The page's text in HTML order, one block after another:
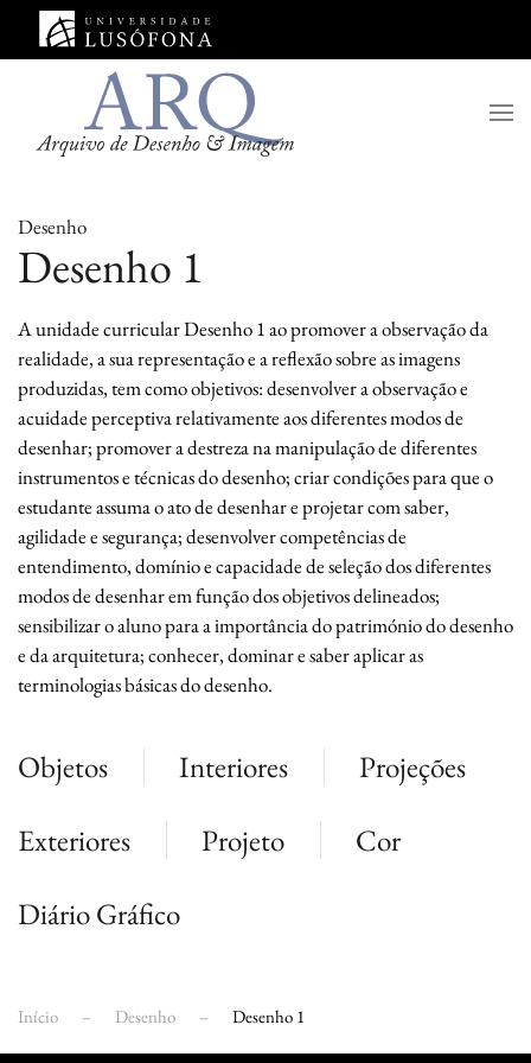
Saltar para o conteúdo principal
Desenho
Desenho 1
A unidade curricular Desenho 1 ao promover a observação da
realidade, a sua representação e a reflexão sobre as imagens
produzidas, tem como objetivos: desenvolver a observação e
acuidade perceptiva relativamente aos diferentes modos de
desenhar; promover a destreza na manipulação de diferentes
instrumentos e técnicas do desenho; criar condições para que o
estudante assuma o ato de desenhar e projetar com saber,
agilidade e segurança; desenvolver competências de
entendimento, domínio e capacidade de seleção dos diferentes
modos de desenhar em função dos objetivos delineados;
sensibilizar o aluno para a importância do património do desenho
e da arquitetura; conhecer, dominar e saber aplicar as
terminologias básicas do desenho.
Objetos Interiores
Projeções
Exteriores
Projeto
Cor
Diário Gráfico
Início Desenho Desenho 1